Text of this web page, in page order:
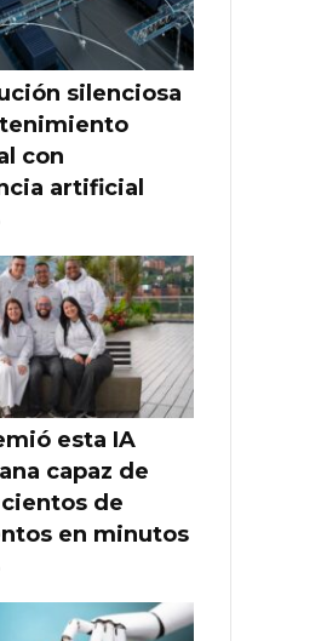
silenciosa
con
artificial
esta IA
capaz de
de
en minutos